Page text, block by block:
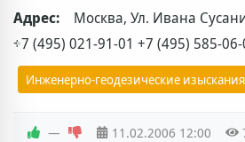
Адрес:
Москва, Ул. Ивана
+7 (495) 021-91-01 +7 (495) 585-
Инженерно-геодезические
— 11.02.2006 12:00